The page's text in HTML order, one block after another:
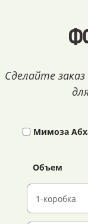
Сделайте
Мимоза
Объем